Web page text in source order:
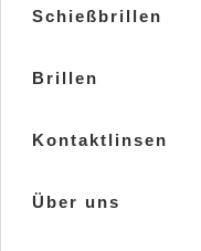
Schießbrillen
Brillen
Kontaktlinsen
Über uns